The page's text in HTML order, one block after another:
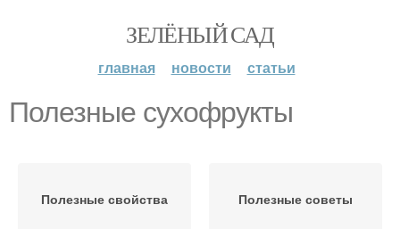
ЗЕЛЁНЫЙ САД
главная новости статьи
Полезные сухофрукты
Полезные свойства Полезные советы